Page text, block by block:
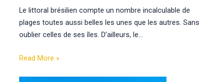
Le littoral brésilien compte un nombre incalculable de
plages toutes aussi belles les unes que les autres. Sans
oublier celles de ses îles. D’ailleurs, le…
Read More »